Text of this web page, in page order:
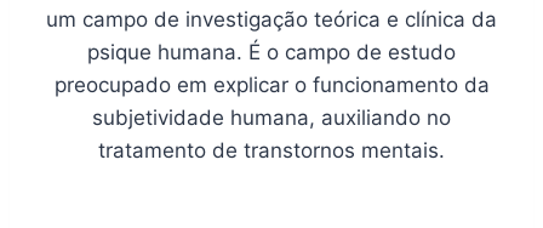
um campo de investigação teórica e clínica da
psique humana. É o campo de estudo
preocupado em explicar o funcionamento da
subjetividade humana, auxiliando no
tratamento de transtornos mentais.